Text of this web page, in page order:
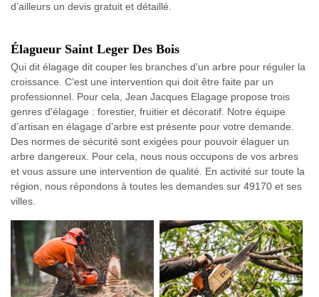
d’ailleurs un devis gratuit et détaillé.
Élagueur Saint Leger Des Bois
Qui dit élagage dit couper les branches d'un arbre pour réguler la
croissance. C’est une intervention qui doit être faite par un
professionnel. Pour cela, Jean Jacques Elagage propose trois
genres d'élagage : forestier, fruitier et décoratif. Notre équipe
d’artisan en élagage d’arbre est présente pour votre demande.
Des normes de sécurité sont exigées pour pouvoir élaguer un
arbre dangereux. Pour cela, nous nous occupons de vos arbres
et vous assure une intervention de qualité. En activité sur toute la
région, nous répondons à toutes les demandes sur 49170 et ses
villes.